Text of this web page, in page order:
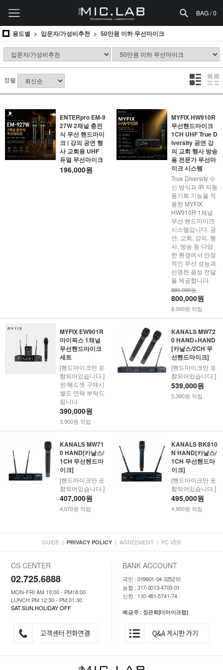
BAG /0
용도별 입문자/가성비추천 50만원 이하 무선마이크
정렬
ENTERpro EM-9
27W 2채널 충전
식 무선 핸드마이
크 | 강의 공연 행
사 교회용 UHF
듀얼 무선마이크
196,000원
MYFIX HW910R
무선핸드마이크
1CH UHF True D
iversity 공연 강
의 교회 행사 방송
용 전문가 무선마
이크 시스템
True Diversity 수
신 방식과 IR 자동
동기화 기능을 적
용한 MYFIX
HW910R 1채널
무선 핸드마이크
시스템입니다. 공
연, 교회, 강의, 행
사, 방송 등 다양
한 환경에서 안정
적인 무선 성능과
선명한 음성 전달
을 제공합니다.
880,000원
800,000원
8,000원 적립
MYFIX EW901R
마이픽스 1채널
무선핸드마이크
세트
[핸드마이크만 포
함되어있습니다.]
핀/헤드셋 구매시
별도 연락 부탁드
립니다.
390,000원
3,900원 적립
KANALS MW72
0 HAND+HAND
[카날스/2CH 무
선핸드마이크]
[핸드마이크만 포
함되어있습니다.]
539,000원
5,390원 적립
KANALS MW71
0 HAND[카날스/
1CH 무선핸드마
이크]
[핸드마이크만 포
함되어있습니다.]
407,000원
4,070원 적립
KANALS BK810
N HAND[카날스/
1CH 무선핸드마
이크]
[핸드마이크만 포
함되어있습니다.]
495,000원
4,950원 적립
GUIDE | PRIVACY POLICY | AGREEMENT | PC VER
CS CENTER
02.725.6888
MON-FRI AM 10:00 - PM18:00
LUNCH PM 12:30 - PM 01:30
SAT.SUN.HOLIDAY OFF
BANK ACCOUNT
국민 : 019601-04-325210
농협 : 317-0013-4703-01
신한 : 110-481-5741-74
예금주 : 정관희[더마이크랩]